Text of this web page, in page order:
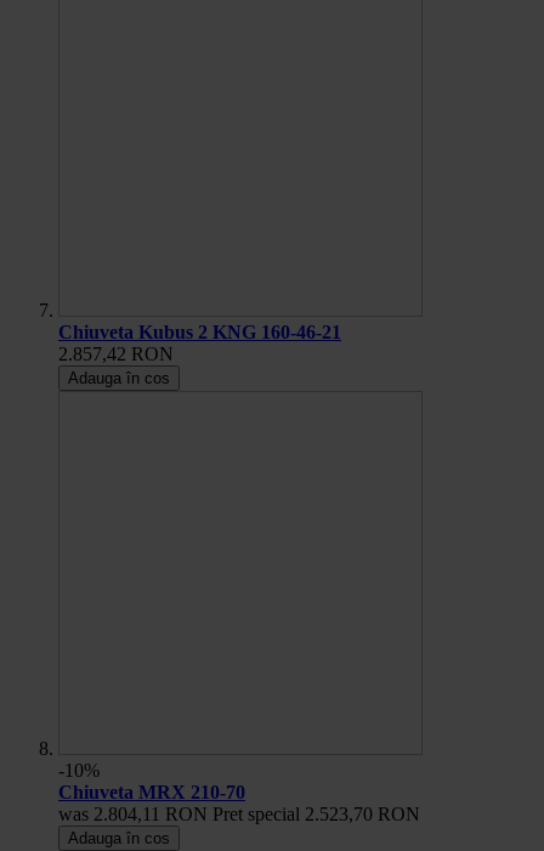
Chiuveta Kubus 2 KNG 160-46-21
2.857,42 RON
Adauga în cos
-10%
Chiuveta MRX 210-70
was 2.804,11 RON Pret special 2.523,70 RON
Adauga în cos